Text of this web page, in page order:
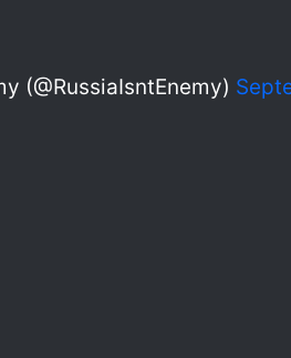
(@RussiaIsntEnemy)